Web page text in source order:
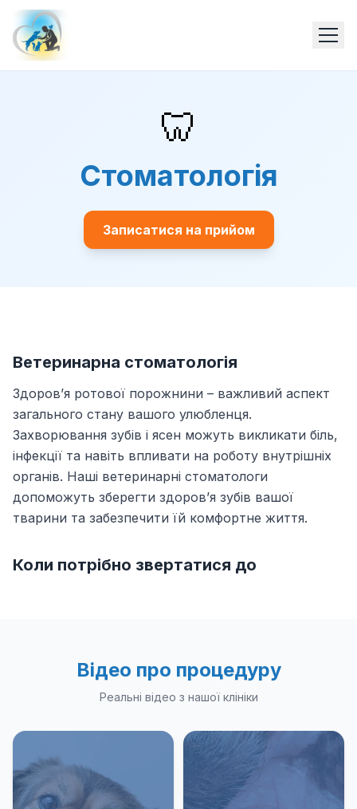
🦷
Стоматологія
Записатися на прийом
Ветеринарна стоматологія
Здоров’я ротової порожнини – важливий аспект
загального стану вашого улюбленця.
Захворювання зубів і ясен можуть викликати біль,
інфекції та навіть впливати на роботу внутрішніх
органів. Наші ветеринарні стоматологи
допоможуть зберегти здоров’я зубів вашої
тварини та забезпечити їй комфортне життя.
Коли потрібно звертатися до
кровоточивість ясен.Утруднене пережовування
їжі, відмова від їжі.Надмірне слиновиділення або
тертя мордочкою об предмети.Випадіння зубів
Як проходить лікування?
Огляд та діагностика – оцінка стану зубів, ясен і
Відео про процедуру
Реальні відео з нашої клініки